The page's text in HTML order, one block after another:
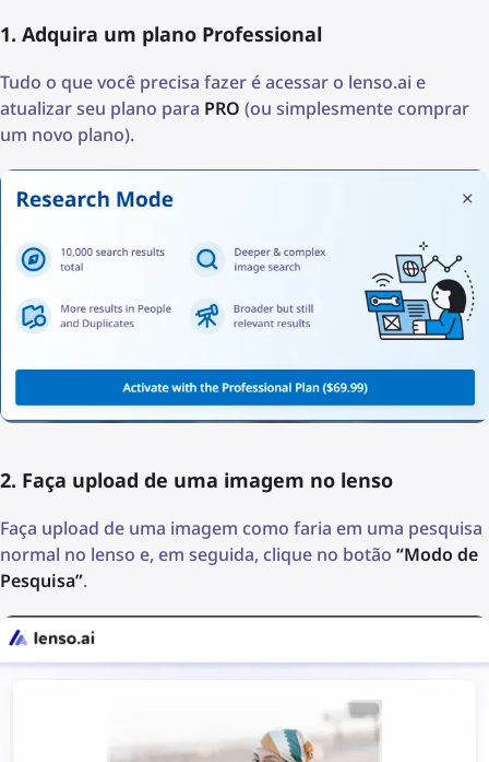
1. Adquira um plano Professional
Tudo o que você precisa fazer é acessar o lenso.ai e
atualizar seu plano para PRO (ou simplesmente comprar
um novo plano).
2. Faça upload de uma imagem no lenso
Faça upload de uma imagem como faria em uma pesquisa
normal no lenso e, em seguida, clique no botão “Modo de
Pesquisa”.